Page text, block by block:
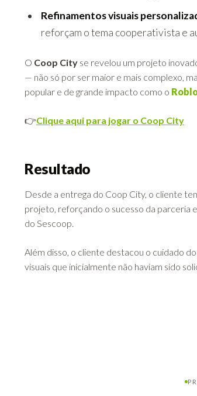
Refinamentos visuais
reforçam o tema cooperativista e
O Coop City se revelou um projeto
— não só por ser maior e mais complexo,
popular e de grande impacto como o
👉Clique aqui para jogar o Coop City
Resultado
Desde a entrega do Coop City, o cliente
projeto, reforçando o sucesso da parceria
do Sescoop.
Além disso, o cliente destacou o cuidado
visuais que inicialmente não haviam sido